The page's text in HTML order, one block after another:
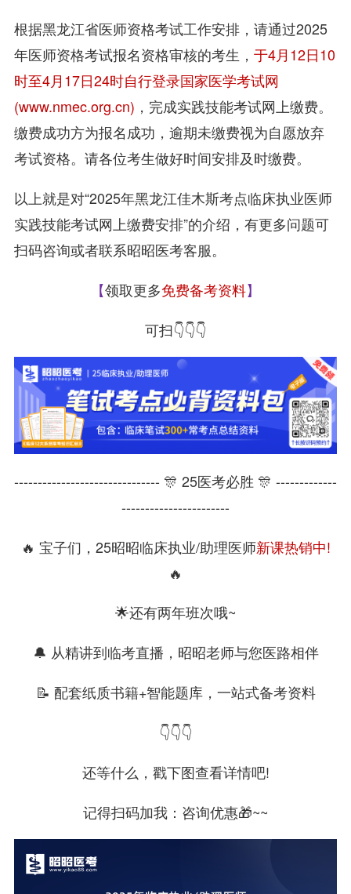
根据黑龙江省医师资格考试工作安排，请通过2025
年医师资格考试报名资格审核的考生， 于4月12日10
时至4月17日24时自行登录国家医学考试网
(www.nmec.org.cn) ，完成实践技能考试网上缴费。
缴费成功方为报名成功，逾期未缴费视为自愿放弃
考试资格。请各位考生做好时间安排及时缴费。
以上就是对“2025年黑龙江佳木斯考点临床执业医师
实践技能考试网上缴费安排”的介绍，有更多问题可
扫码咨询或者联系昭昭医考客服。
【领取更多免费备考资料】
可扫👇👇👇
------------------------------- 🎊 25医考必胜 🎊 -------------
-----------------------
🔥 宝子们，25昭昭临床执业/助理医师新课热销中!
🔥
🌟还有两年班次哦~
🔔 从精讲到临考直播，昭昭老师与您医路相伴
📝 配套纸质书籍+智能题库，一站式备考资料
👇👇👇
还等什么，戳下图查看详情吧!
记得扫码加我：咨询优惠🎁~~